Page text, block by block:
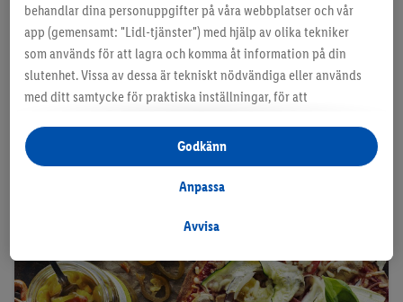
Mecenat. Obs! Glöm inte att verifiera din
mailadress efter registrering. Klart! Inom fem
dagar får du tillgång till Lidl Plus Student.
TIPS PÅ RECEPT SOM PASSAR
STUDENTPLÅNBOKEN
behandlar dina personuppgifter på våra webbplatser och vår
app (gemensamt: "Lidl-tjänster") med hjälp av olika tekniker
som används för att lagra och komma åt information på din
slutenhet. Vissa av dessa är tekniskt nödvändiga eller används
med ditt samtycke för praktiska inställningar, för att
utanför Lidl-tjänsterna. Om du är medlem i Lidl Plus-
programmet kommer data från ditt köpbeteende i butik också
att behandlas för dessa ändamål.
ytterligare information om personuppgiftsbehandling.
nödvändig teknik. Genom att klicka på "Godkänn" samtycker du
till all behandling för alla ovan nämnda syften. Ytterligare
Avvisa
Anpassa
Godkänn